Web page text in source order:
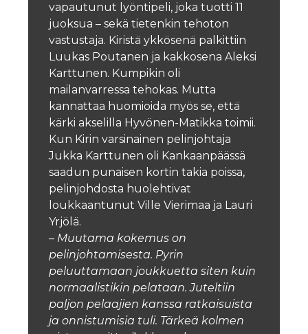
vapautunut lyöntipeli, joka tuotti 11
juoksua – sekä tietenkin tehoton
vastustaja. Kiristä ykkösenä palkittiin
Luukas Poutanen ja kakkosena Aleksi
Karttunen. Kumpikin oli
mailanvarressa tehokas. Mutta
kannattaa huomioida myös se, että
kärki akselilla Hyvönen-Matikka toimii.
Kun Kirin varsinainen pelinjohtaja
Jukka Karttunen oli Kankaanpäässä
saadun punaisen kortin takia poissa,
pelinjohdosta huolehtivat
loukkaantunut Ville Vierimaa ja Lauri
Yrjölä.
– Muutama kokemus on
pelinjohtamisesta. Pyrin
peluuttamaan joukkuetta siten kuin
normaalistikin pelataan. Juteltiin
paljon pelaajien kanssa ratkaisuista
ja onnistumisia tuli. Tärkeä kolmen